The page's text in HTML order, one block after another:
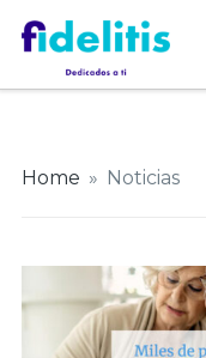
Home » Noticias